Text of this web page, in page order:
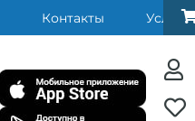
Контакты Услуги